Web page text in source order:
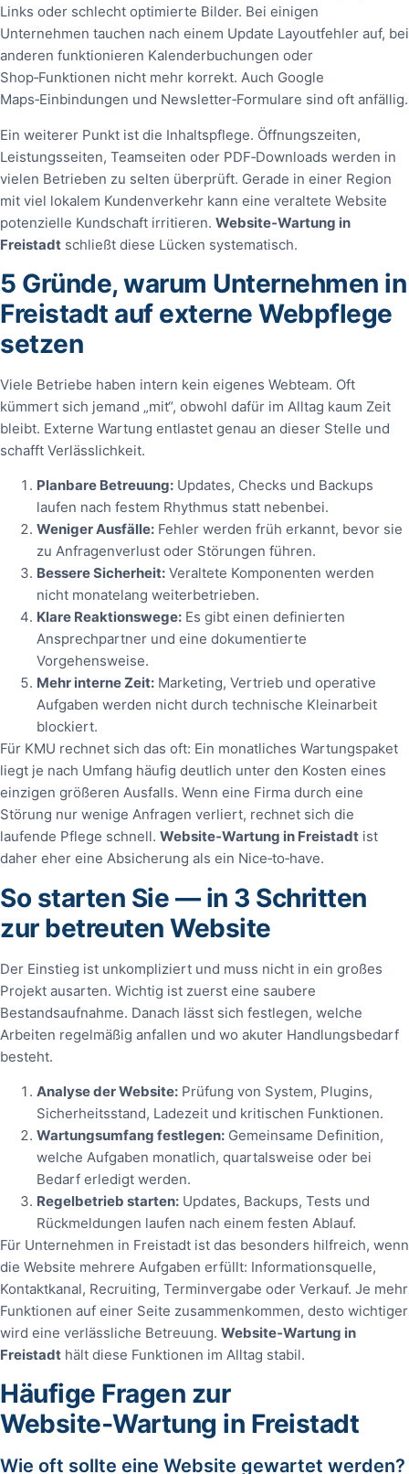
Links oder schlecht optimierte Bilder. Bei einigen
Unternehmen tauchen nach einem Update Layoutfehler auf, bei
anderen funktionieren Kalenderbuchungen oder
Shop‑Funktionen nicht mehr korrekt. Auch Google
Maps‑Einbindungen und Newsletter‑Formulare sind oft anfällig.
Ein weiterer Punkt ist die Inhaltspflege. Öffnungszeiten,
Leistungsseiten, Teamseiten oder PDF‑Downloads werden in
vielen Betrieben zu selten überprüft. Gerade in einer Region
mit viel lokalem Kundenverkehr kann eine veraltete Website
potenzielle Kundschaft irritieren. Website‑Wartung in
Freistadt schließt diese Lücken systematisch.
5 Gründe, warum Unternehmen in
Freistadt auf externe Webpflege
setzen
Viele Betriebe haben intern kein eigenes Webteam. Oft
kümmert sich jemand „mit“, obwohl dafür im Alltag kaum Zeit
bleibt. Externe Wartung entlastet genau an dieser Stelle und
schafft Verlässlichkeit.
Planbare Betreuung: Updates, Checks und Backups
laufen nach festem Rhythmus statt nebenbei.
Weniger Ausfälle: Fehler werden früh erkannt, bevor sie
zu Anfragenverlust oder Störungen führen.
Bessere Sicherheit: Veraltete Komponenten werden
nicht monatelang weiterbetrieben.
Klare Reaktionswege: Es gibt einen definierten
Ansprechpartner und eine dokumentierte
Vorgehensweise.
Mehr interne Zeit: Marketing, Vertrieb und operative
Aufgaben werden nicht durch technische Kleinarbeit
blockiert.
Für KMU rechnet sich das oft: Ein monatliches Wartungspaket
liegt je nach Umfang häufig deutlich unter den Kosten eines
einzigen größeren Ausfalls. Wenn eine Firma durch eine
Störung nur wenige Anfragen verliert, rechnet sich die
laufende Pflege schnell. Website‑Wartung in Freistadt ist
daher eher eine Absicherung als ein Nice‑to‑have.
So starten Sie — in 3 Schritten
zur betreuten Website
Der Einstieg ist unkompliziert und muss nicht in ein großes
Projekt ausarten. Wichtig ist zuerst eine saubere
Bestandsaufnahme. Danach lässt sich festlegen, welche
Arbeiten regelmäßig anfallen und wo akuter Handlungsbedarf
besteht.
Analyse der Website: Prüfung von System, Plugins,
Sicherheitsstand, Ladezeit und kritischen Funktionen.
Wartungsumfang festlegen: Gemeinsame Definition,
welche Aufgaben monatlich, quartalsweise oder bei
Bedarf erledigt werden.
Regelbetrieb starten: Updates, Backups, Tests und
Rückmeldungen laufen nach einem festen Ablauf.
Für Unternehmen in Freistadt ist das besonders hilfreich, wenn
die Website mehrere Aufgaben erfüllt: Informationsquelle,
Kontaktkanal, Recruiting, Terminvergabe oder Verkauf. Je mehr
Funktionen auf einer Seite zusammenkommen, desto wichtiger
wird eine verlässliche Betreuung. Website‑Wartung in
Freistadt hält diese Funktionen im Alltag stabil.
Häufige Fragen zur
Website‑Wartung in Freistadt
Wie oft sollte eine Website gewartet werden?